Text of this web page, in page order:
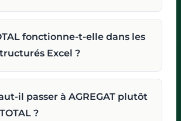
fonctionne-t-elle dans les
Excel ?
il passer à AGREGAT plutôt
?